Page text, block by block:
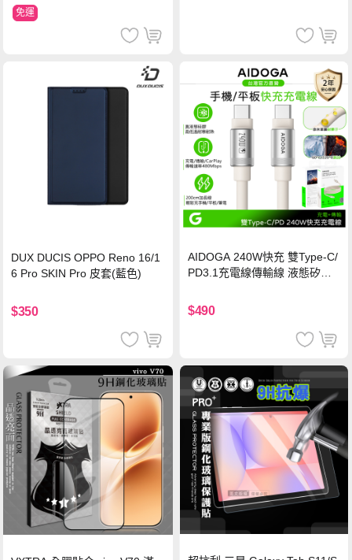
免運
DUX DUCIS OPPO Reno 16/1
6 Pro SKIN Pro 皮套(藍色)
$350
AIDOGA 240W快充 雙Type-C/
PD3.1充電線傳輸線 液態矽膠
機/平板/筆電
$490